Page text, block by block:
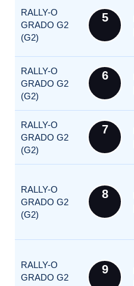
RALLY-O
GRADO G2
(G2)
5
RALLY-O
GRADO G2
(G2)
6
RALLY-O
GRADO G2
(G2)
7
RALLY-O
GRADO G2
(G2)
8
RALLY-O
GRADO G2
9